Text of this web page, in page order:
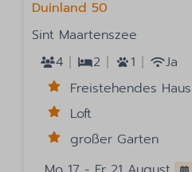
Duinland 50
Sint Maartenszee
4
2 1
Ja
Freistehendes Haus
Loft
großer Garten